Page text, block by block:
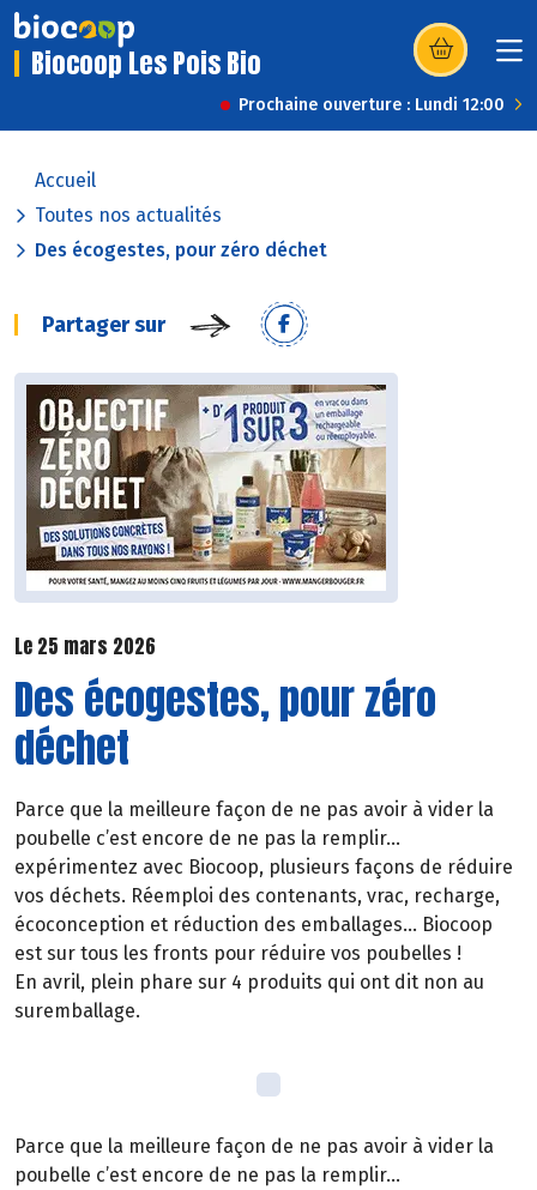
Biocoop Les Pois Bio (s’ouvre dans
Prochaine ouverture : Lundi 12:00
Accueil
Toutes nos actualités
Des écogestes, pour zéro déchet
Partager sur
Le 25 mars 2026
Des écogestes, pour zéro
déchet
Parce que la meilleure façon de ne pas avoir à vider la
poubelle c’est encore de ne pas la remplir…
expérimentez avec Biocoop, plusieurs façons de réduire
vos déchets. Réemploi des contenants, vrac, recharge,
écoconception et réduction des emballages… Biocoop
est sur tous les fronts pour réduire vos poubelles !
En avril, plein phare sur 4 produits qui ont dit non au
suremballage.
Parce que la meilleure façon de ne pas avoir à vider la
poubelle c’est encore de ne pas la remplir…